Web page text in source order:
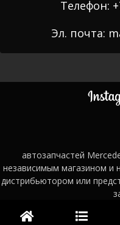
Телефон:
Эл. почта:
автозапчастей
независимым магазином и
дистрибьютором или
Главная